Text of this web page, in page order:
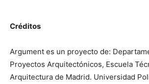
Créditos
Argument es un proyecto de:
Proyectos Arquitectónicos, Escuela
Arquitectura de Madrid. Universidad